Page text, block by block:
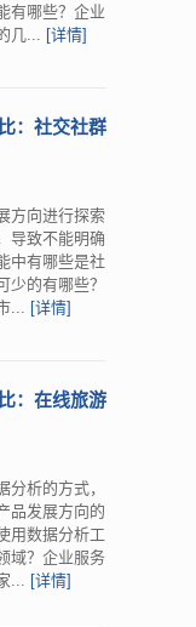
有哪些？企业
几... [详情]
：社交社群
方向进行探索
导致不能明确
中有哪些是社
少的有哪些？
... [详情]
：在线旅游
析的方式，
品发展方向的
用数据分析工
域？企业服务
... [详情]